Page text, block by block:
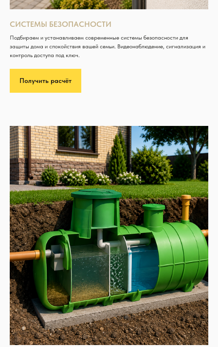
СИСТЕМЫ БЕЗОПАСНОСТИ
Подбираем и устанавливаем современные системы безопасности для
защиты дома и спокойствия вашей семьи. Видеонаблюдение, сигнализация и
контроль доступа под ключ.
Получить расчёт